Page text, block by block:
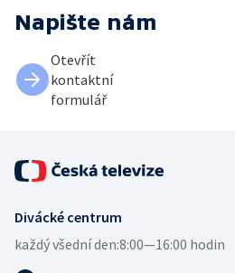
Napište nám
Otevřít
kontaktní
formulář
Divácké centrum
každý všední den:8:00—16:00 hodin